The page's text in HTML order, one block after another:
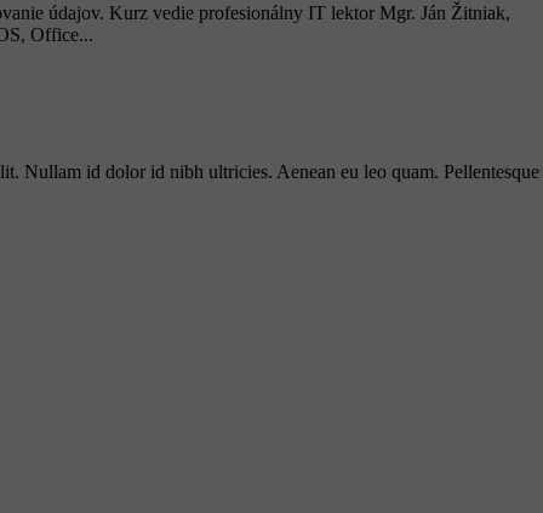
údajov. Kurz vedie profesionálny IT lektor Mgr. Ján Žitniak,
Office...
Nullam id dolor id nibh ultricies. Aenean eu leo quam. Pellentesque